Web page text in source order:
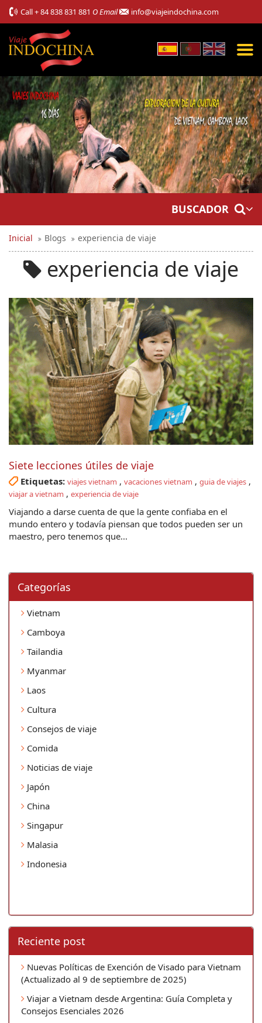
Call+ 84 838 831 881 O Email info@viajeindochina.com
BUSCADOR
Inicial Blogs experiencia de viaje
experiencia de viaje
Siete lecciones útiles de viaje
Etiquetas: viajes vietnam , vacaciones vietnam , guia de viajes ,
viajar a vietnam , experiencia de viaje
Viajando a darse cuenta de que la gente confiaba en el
mundo entero y todavía piensan que todos pueden ser un
maestro, pero tenemos que...
Categorí­as
Vietnam
Camboya
Tailandia
Myanmar
Laos
Cultura
Consejos de viaje
Comida
Noticias de viaje
Japón
China
Singapur
Malasia
Indonesia
Reciente post
Nuevas Políticas de Exención de Visado para Vietnam
(Actualizado al 9 de septiembre de 2025)
Viajar a Vietnam desde Argentina: Guía Completa y
Consejos Esenciales 2026